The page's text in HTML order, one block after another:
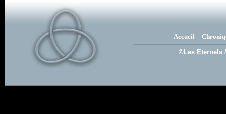
Accueil
©Les Eternels